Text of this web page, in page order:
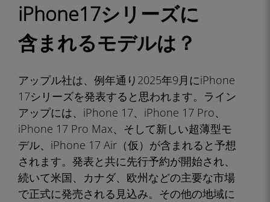
iPhone17シリーズに
含まれるモデルは？
アップル社は、例年通り2025年9月にiPhone
17シリーズを発表すると思われます。ライン
アップには、iPhone 17、iPhone 17 Pro、
iPhone 17 Pro Max、そして新しい超薄型モ
デル、iPhone 17 Air（仮）が含まれると予想
されます。発表と共に先行予約が開始され、
続いて米国、カナダ、欧州などの主要な市場
で正式に発売される見込み。その他の地域に